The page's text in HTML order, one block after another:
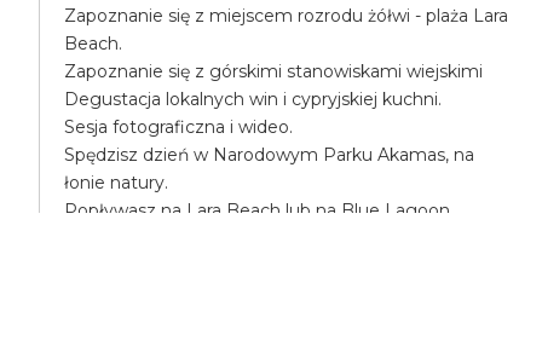
Zapoznanie się z miejscem rozrodu żółwi - plaża Lara
Beach.
Zapoznanie się z górskimi stanowiskami wiejskimi
Degustacja lokalnych win i cypryjskiej kuchni.
Sesja fotograficzna i wideo.
Spędzisz dzień w Narodowym Parku Akamas, na
łonie natury.
Popływasz na Lara Beach lub na Blue Lagoon.